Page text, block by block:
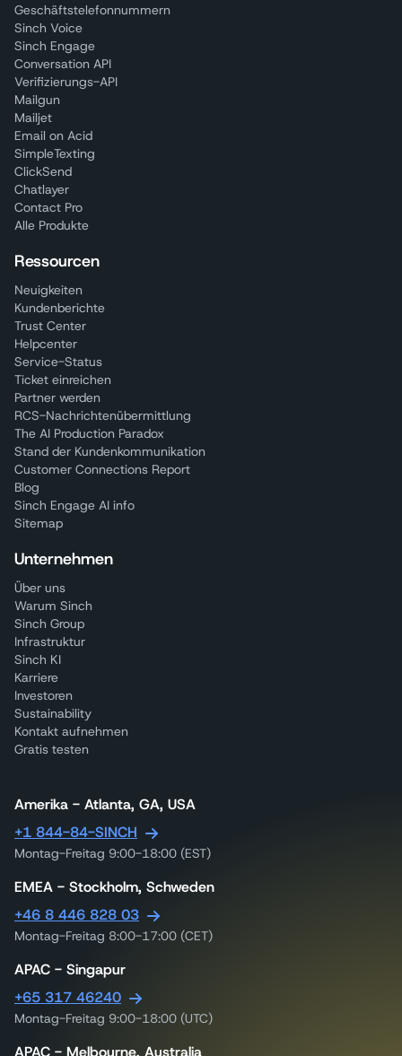
Geschäftstelefonnummern
Sinch Voice
Sinch Engage
Conversation API
Verifizierungs-API
Mailgun
Mailjet
Email on Acid
SimpleTexting
ClickSend
Chatlayer
Contact Pro
Alle Produkte
Ressourcen
Neuigkeiten
Kundenberichte
Trust Center
Helpcenter
Service-Status
Ticket einreichen
Partner werden
RCS-Nachrichtenübermittlung
The AI Production Paradox
Stand der Kundenkommunikation
Customer Connections Report
Blog
Sinch Engage AI info
Sitemap
Unternehmen
Über uns
Warum Sinch
Sinch Group
Infrastruktur
Sinch KI
Karriere
Investoren
Sustainability
Kontakt aufnehmen
Gratis testen
Amerika - Atlanta, GA, USA
+1 844-84-SINCH
Montag-Freitag 9:00-18:00 (EST)
EMEA - Stockholm, Schweden
+46 8 446 828 03
Montag-Freitag 8:00-17:00 (CET)
APAC - Singapur
+65 317 46240
Montag-Freitag 9:00-18:00 (UTC)
APAC - Melbourne, Australia